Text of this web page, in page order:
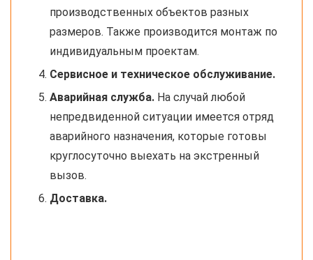
производственных объектов разных
размеров. Также производится монтаж по
индивидуальным проектам.
Сервисное и техническое обслуживание.
Аварийная служба. На случай любой
непредвиденной ситуации имеется отряд
аварийного назначения, которые готовы
круглосуточно выехать на экстренный
вызов.
Доставка.